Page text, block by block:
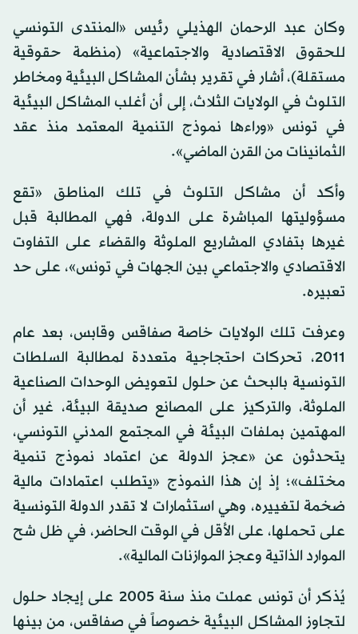
وكان عبد الرحمان الهذيلي رئيس «المنتدى التونسي
للحقوق الاقتصادية والاجتماعية» (منظمة حقوقية
مستقلة)، أشار في تقرير بشأن المشاكل البيئية ومخاطر
التلوث في الولايات الثلاث، إلى أن أغلب المشاكل البيئية
في تونس «وراءها نموذج التنمية المعتمد منذ عقد
الثمانينات من القرن الماضي».
وأكد أن مشاكل التلوث في تلك المناطق «تقع
مسؤوليتها المباشرة على الدولة، فهي المطالبة قبل
غيرها بتفادي المشاريع الملوثة والقضاء على التفاوت
الاقتصادي والاجتماعي بين الجهات في تونس»، على حد
تعبيره.
وعرفت تلك الولايات خاصة صفاقس وقابس، بعد عام
2011، تحركات احتجاجية متعددة لمطالبة السلطات
التونسية بالبحث عن حلول لتعويض الوحدات الصناعية
الملوثة، والتركيز على المصانع صديقة البيئة، غير أن
المهتمين بملفات البيئة في المجتمع المدني التونسي،
يتحدثون عن «عجز الدولة عن اعتماد نموذج تنمية
مختلف»؛ إذ إن هذا النموذج «يتطلب اعتمادات مالية
ضخمة لتغييره، وهي استثمارات لا تقدر الدولة التونسية
على تحملها، على الأقل في الوقت الحاضر، في ظل شح
الموارد الذاتية وعجز الموازنات المالية».
يُذكر أن تونس عملت منذ سنة 2005 على إيجاد حلول
لتجاوز المشاكل البيئية خصوصاً في صفاقس، من بينها